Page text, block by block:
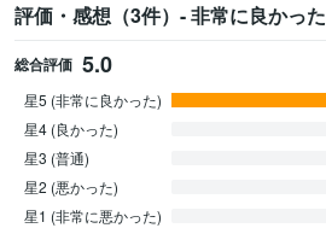
評価・感想（3件）- 非常に良かった
総合評価 5.0
星5 (非常に良かった)
星4 (良かった)
星3 (普通)
星2 (悪かった)
星1 (非常に悪かった)